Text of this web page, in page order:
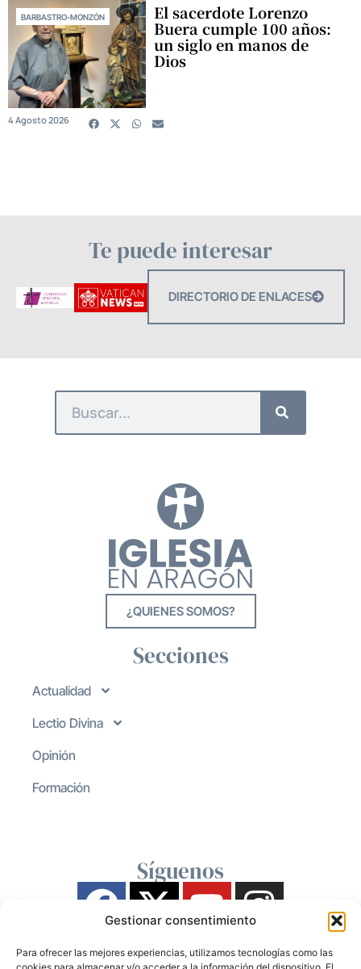
Gestionar consentimiento
Para ofrecer las mejores experiencias, utilizamos tecnologías como las
BARBASTRO-MONZÓN El sacerdote Lorenzo
Buera cumple 100 años:
un siglo en manos de
Dios
4 Agosto 2026
Te puede interesar
DIRECTORIO DE ENLACES
¿QUIENES SOMOS?
Secciones
Actualidad
Lectio Divina
Opinión
Formación
Síguenos